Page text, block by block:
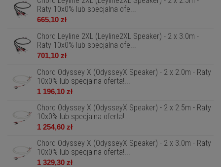
Raty 10x0% lub specjalna ofe...
665,10 zł
Chord Leyline 2XL (Leyline2XL Speaker) - 2 x 3.0m -
Raty 10x0% lub specjalna ofe...
701,10 zł
Chord Odyssey X (OdysseyX Speaker) - 2 x 2.0m - Raty
10x0% lub specjalna oferta!...
1 196,10 zł
Chord Odyssey X (OdysseyX Speaker) - 2 x 2.5m - Raty
10x0% lub specjalna oferta!...
1 254,60 zł
Chord Odyssey X (OdysseyX Speaker) - 2 x 3.0m - Raty
10x0% lub specjalna oferta!...
1 329,30 zł